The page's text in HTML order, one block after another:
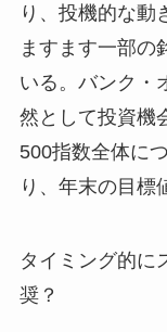
り、投機的な動
ますます一部の
いる。バンク・
然として投資機
500指数全体に
り、年末の目標
タイミング的に
奨？